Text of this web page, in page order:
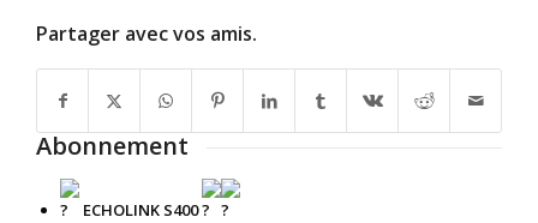
Partager avec vos amis.
Abonnement
ECHOLINK S400